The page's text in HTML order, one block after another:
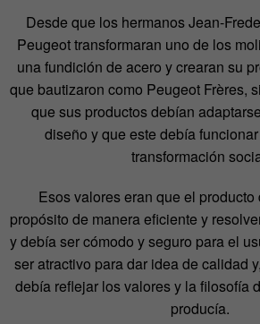
Desde que los hermanos Jean-
Peugeot transformaran uno de los
una fundición de acero y crearan su
que bautizaron como Peugeot Frères,
que sus productos debían
diseño y que este debía
transformación
Esos valores eran que el
propósito de manera eficiente y
y debía ser cómodo y seguro para el
ser atractivo para dar idea de calidad
debía reflejar los valores y la filosofía
producía.